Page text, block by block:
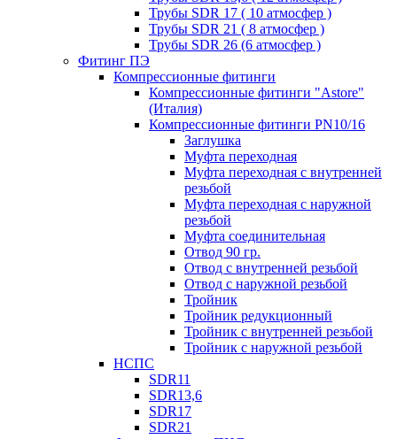
Трубы SDR 17 ( 10 атмосфер )
Трубы SDR 21 ( 8 атмосфер )
Трубы SDR 26 (6 атмосфер )
Фитинг ПЭ
Компрессионные фитинги
Компрессионные фитинги "Astore"
(Италия)
Компрессионные фитинги PN10/16
Заглушка
Муфта переходная
Муфта переходная с внутренней
резьбой
Муфта переходная с наружной
резьбой
Муфта соединительная
Отвод 90 гр.
Отвод с внутренней резьбой
Отвод с наружной резьбой
Тройник
Тройник редукционный
Тройник с внутренней резьбой
Тройник с наружной резьбой
НСПС
SDR11
SDR13,6
SDR17
SDR21